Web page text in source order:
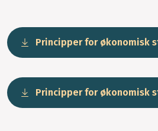
Principper for økonomisk
Principper for økonomisk